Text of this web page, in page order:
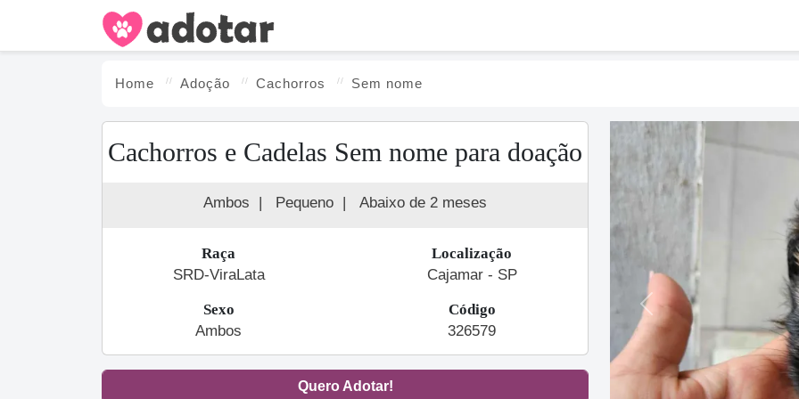
Home Adoção Cachorros Sem nome
Cachorros e Cadelas Sem nome para doação
Ambos | Pequeno | Abaixo de 2 meses
Raça
SRD-ViraLata
Localização
Cajamar - SP
Sexo
Ambos
Código
326579
Quero Adotar!
Previous